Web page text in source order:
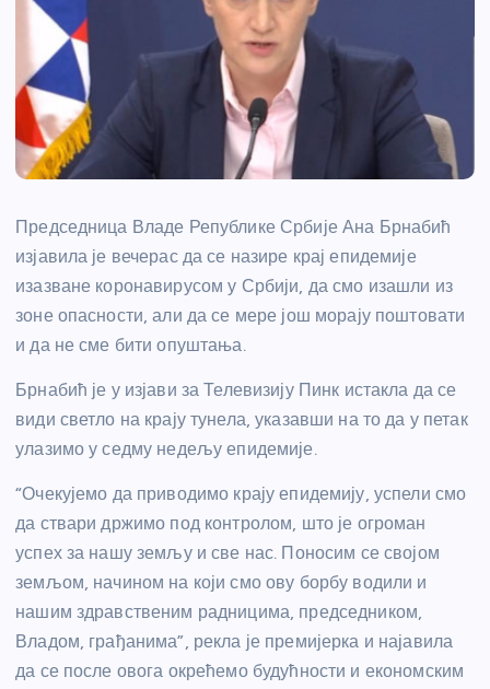
Председница Владе Републике Србије Ана Брнабић
изјавила је вечерас да се назире крај епидемије
изазване коронавирусом у Србији, да смо изашли из
зоне опасности, али да се мере још морају поштовати
и да не сме бити опуштања.
Брнабић је у изјави за Телевизију Пинк истакла да се
види светло на крају тунела, указавши на то да у петак
улазимо у седму недељу епидемије.
“Очекујемо да приводимо крају епидемију, успели смо
да ствари држимо под контролом, што је огроман
успех за нашу земљу и све нас. Поносим се својом
земљом, начином на који смо ову борбу водили и
нашим здравственим радницима, председником,
Владом, грађанима”, рекла је премијерка и најавила
да се после овога окрећемо будућности и економским